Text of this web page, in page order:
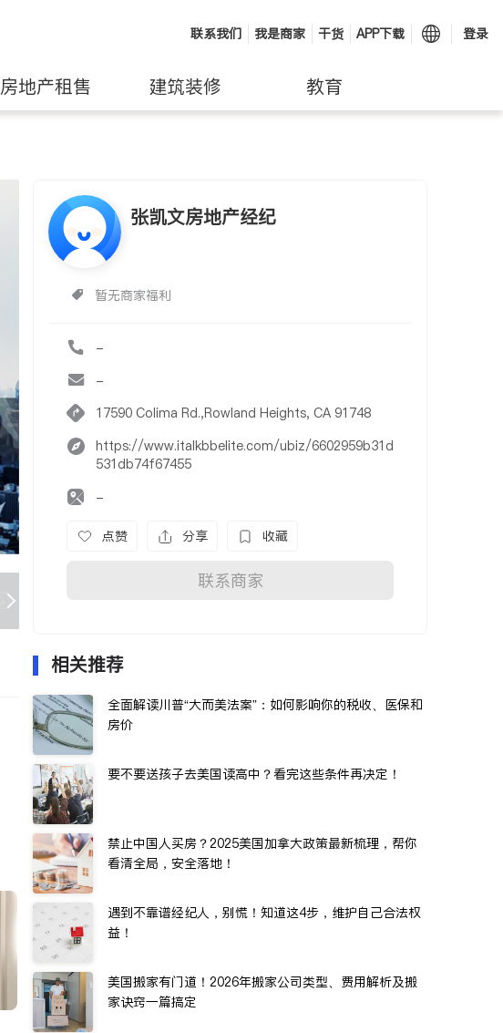
联系我们 我是商家 干货 APP下载 登录
房地产租售 建筑装修 教育
张凯文房地产经纪
暂无商家福利
-
-
17590 Colima Rd.,Rowland Heights, CA 91748
https://www.italkbbelite.com/ubiz/6602959b31d
531db74f67455
-
点赞 分享 收藏
联系商家
相关推荐
全面解读川普“大而美法案”：如何影响你的税收、医保和
房价
要不要送孩子去美国读高中？看完这些条件再决定！
禁止中国人买房？2025美国加拿大政策最新梳理，帮你
看清全局，安全落地！
遇到不靠谱经纪人，别慌！知道这4步，维护自己合法权
益！
美国搬家有门道！2026年搬家公司类型、费用解析及搬
家诀窍一篇搞定